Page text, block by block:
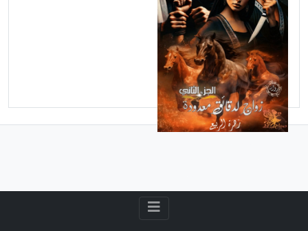
مفاجآت تُقلب الموازين